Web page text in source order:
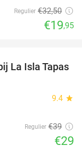
Regulier €32,50
€19,95
26%
La Isla Tapas
9.4 star
Regulier €39
€29